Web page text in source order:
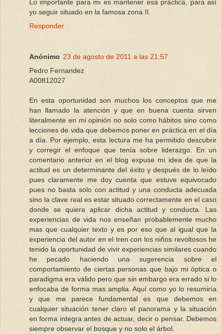
Lo importante para mi es mantener esa práctica, para así
yo seguir situado en la famosa zona II.
Responder
Anónimo 23 de agosto de 2011 a las 21:57
Pedro Fernandez
A00812027
En esta oportunidad son muchos los conceptos que me
han llamado la atención y que en buena cuenta sirven
literalmente en mi opinión no solo como hábitos sino como
lecciones de vida que debemos poner en práctica en el día
a día. Por ejemplo, esta lectura me ha permitido descubrir
y corregir el enfoque que tenía sobre liderazgo. En un
comentario anterior en el blog expuse mi idea de que la
actitud es un determinante del éxito y después de lo leído
pues claramente me doy cuenta que estuve equivocado
pues no basta solo con actitud y una conducta adecuada
sino la clave real es estar situado correctamente en el caso
donde se quiera aplicar dicha actitud y conducta. Las
experiencias de vida nos enseñan probablemente mucho
mas que cualquier texto y es por eso que al igual que la
experiencia del autor en el tren con los niños revoltosos he
tenido la oportunidad de vivir experiencias similares cuando
he pecado haciendo una sugerencia sobre el
comportamiento de ciertas personas que bajo mi óptica o
paradigma era válido pero que sin embargo era errado si lo
enfocaba de forma mas amplia. Aquí como yo lo resumiría
y que me parece fundamental es que debemos en
cualquier situación tener claro el panorama y la situación
en forma integra antes de actuar, decir o pensar. Debemos
siempre observar el bosque y no solo el árbol.